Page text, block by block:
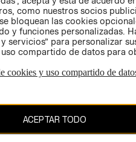
AB
como nuestros socios
bloquean las cookies
y funciones personalizadas.
servicios” para personalizar
compartido de datos para
cookies y uso compartido de
ACEPTAR TODO